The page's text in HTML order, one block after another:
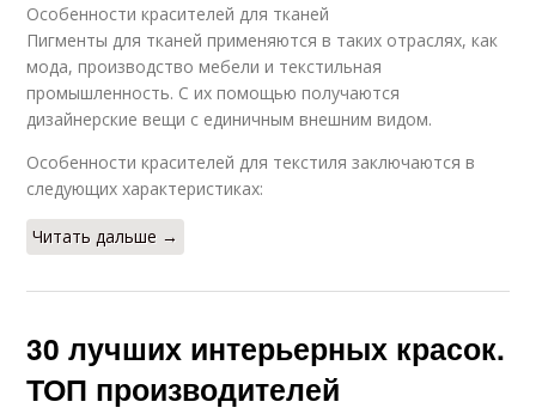
Особенности красителей для тканей
Пигменты для тканей применяются в таких отраслях, как
мода, производство мебели и текстильная
промышленность. С их помощью получаются
дизайнерские вещи с единичным внешним видом.
Особенности красителей для текстиля заключаются в
следующих характеристиках:
Читать дальше →
30 лучших интерьерных красок.
ТОП производителей